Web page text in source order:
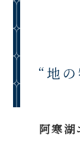
“地
阿寒湖